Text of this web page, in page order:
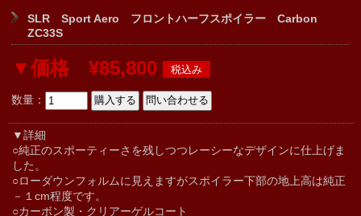
SLR Sport Aero フロントハーフスポイラー Carbon
ZC33S
▼価格 ¥85,800
数量：
▼詳細
○純正のスポーティーさを残しつつレーシーなデザインに仕上げま
した。
○ローダウンフォルムに見えますがスポイラー下部の地上高は純正
－１cm程度です。
○カーボン製・クリアーゲルコート